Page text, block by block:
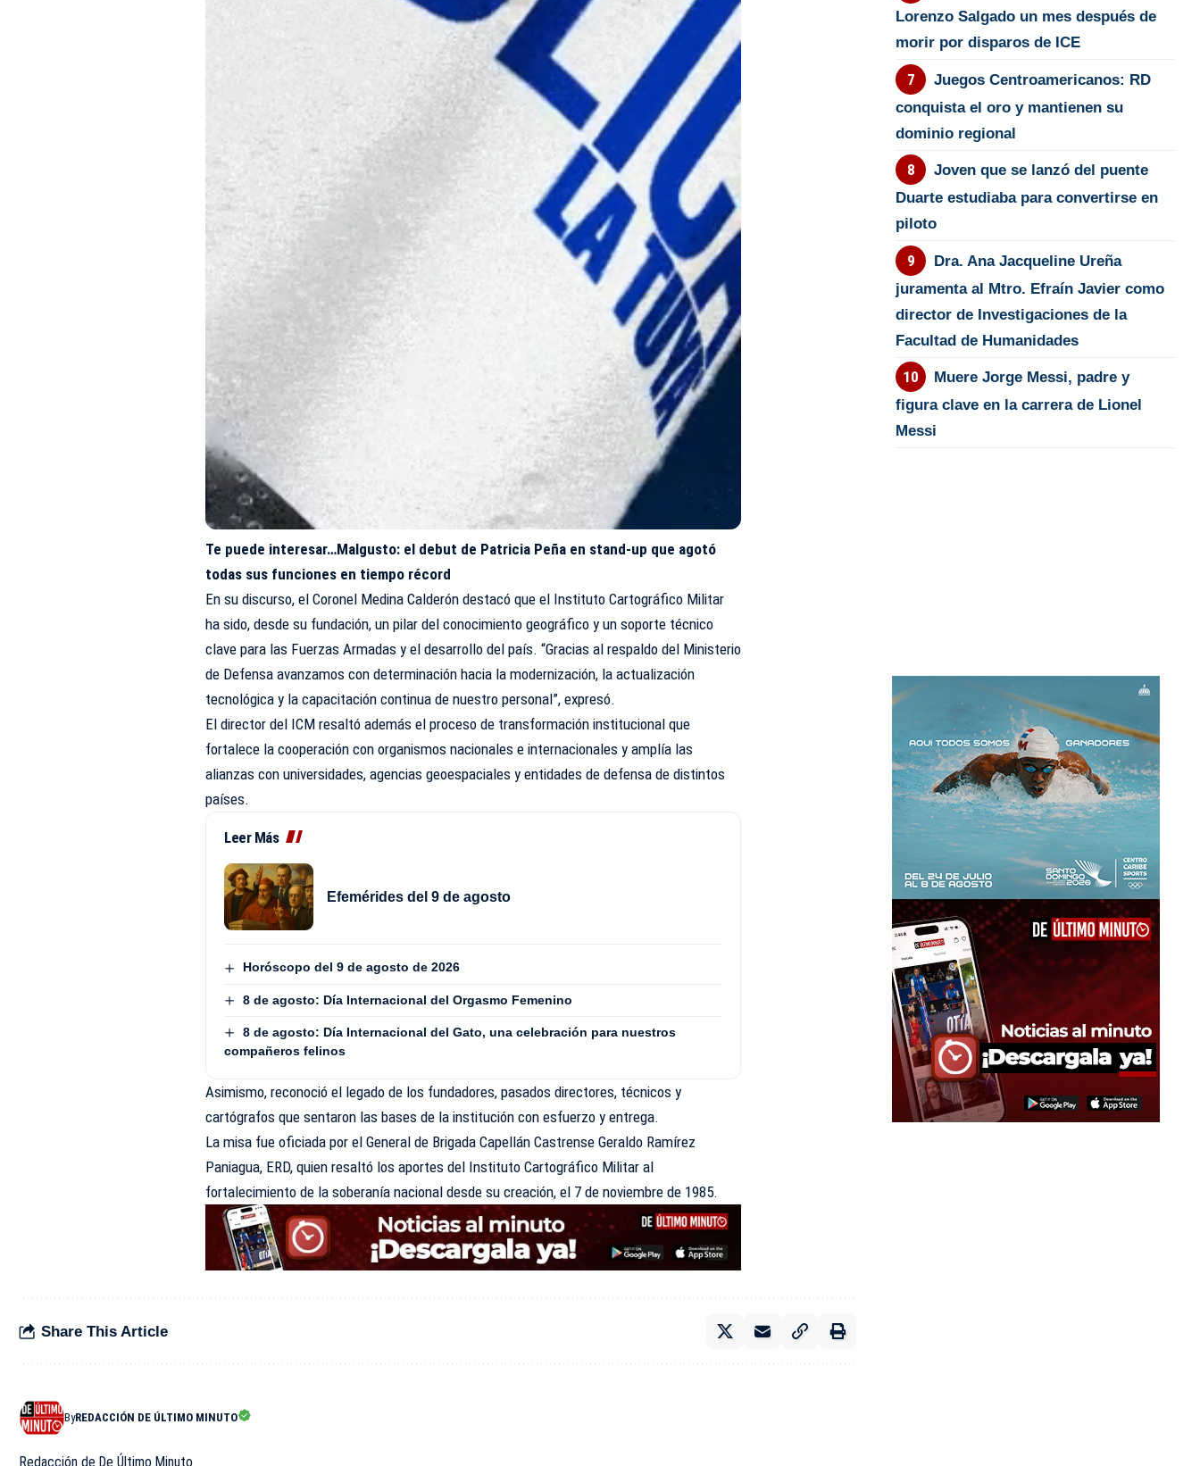
Te puede interesar…Malgusto: el debut de Patricia Peña en stand-up que agotó
todas sus funciones en tiempo récord
En su discurso, el Coronel Medina Calderón destacó que el Instituto Cartográfico Militar
ha sido, desde su fundación, un pilar del conocimiento geográfico y un soporte técnico
clave para las Fuerzas Armadas y el desarrollo del país. “Gracias al respaldo del Ministerio
de Defensa avanzamos con determinación hacia la modernización, la actualización
tecnológica y la capacitación continua de nuestro personal”, expresó.
El director del ICM resaltó además el proceso de transformación institucional que
fortalece la cooperación con organismos nacionales e internacionales y amplía las
alianzas con universidades, agencias geoespaciales y entidades de defensa de distintos
países.
Leer Más
Efemérides del 9 de agosto
Horóscopo del 9 de agosto de 2026
8 de agosto: Día Internacional del Orgasmo Femenino
8 de agosto: Día Internacional del Gato, una celebración para nuestros
compañeros felinos
Asimismo, reconoció el legado de los fundadores, pasados directores, técnicos y
cartógrafos que sentaron las bases de la institución con esfuerzo y entrega.
La misa fue oficiada por el General de Brigada Capellán Castrense Geraldo Ramírez
Paniagua, ERD, quien resaltó los aportes del Instituto Cartográfico Militar al
fortalecimiento de la soberanía nacional desde su creación, el 7 de noviembre de 1985.
Share This Article
ByREDACCIÓN DE ÚLTIMO MINUTO
Redacción de De Último Minuto
Lorenzo Salgado un mes después de
morir por disparos de ICE
Juegos Centroamericanos: RD
conquista el oro y mantienen su
dominio regional
Joven que se lanzó del puente
Duarte estudiaba para convertirse en
piloto
Dra. Ana Jacqueline Ureña
juramenta al Mtro. Efraín Javier como
director de Investigaciones de la
Facultad de Humanidades
Muere Jorge Messi, padre y
figura clave en la carrera de Lionel
Messi